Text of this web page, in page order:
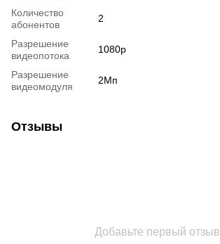
Количество
абонентов
2
Разрешение
видеопотока
1080p
Разрешение
видеомодуля
2Мп
Отзывы
Добавьте первый отзыв